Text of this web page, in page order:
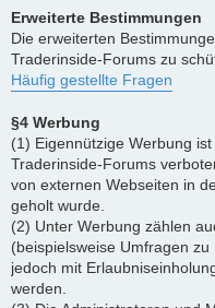
Erweiterte Bestimmungen
Die erweiterten
Traderinside-Forums zu
Häufig gestellte Fragen
§4 Werbung
(1) Eigennützige Werbung
Traderinside-Forums
von externen Webseiten in
geholt wurde.
(2) Unter Werbung zählen
(beispielsweise Umfragen
jedoch mit
werden.